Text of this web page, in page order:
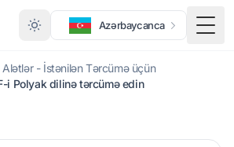
Azərbaycanca
Alətlər - İstənilən Tərcümə üçün
i Polyak dilinə tərcümə edin